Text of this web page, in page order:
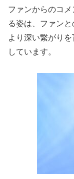
ファンからのコ
る姿は、ファンと
より深い繋がり
しています。